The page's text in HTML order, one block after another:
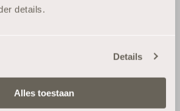
details.
Details
Alles toestaan
100.0 100.0
echt werkt.
geef mij 10% korting